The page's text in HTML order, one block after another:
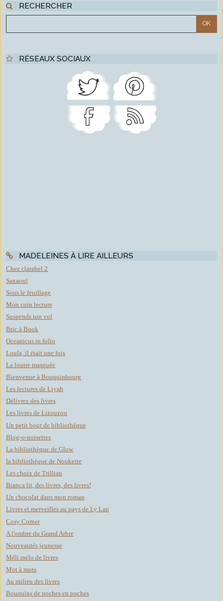
RECHERCHER
RÉSEAUX SOCIAUX
MADELEINES À LIRE AILLEURS
Chez clarabel 2
Saxaoul
Sous le feuillage
Mon coin lecture
Suspends ton vol
Bric à Book
Oceanicus in folio
Loula, il était une fois
La loutre masquée
Bienvenue à Bouquinbourg
Les lectures de Liyah
Délivrez des livres
Les livres de Lizouzou
Un petit bout de bibliothèque
Blog-o-noisettes
La bibliothèque de Glow
la bibliothèque de Noukette
Les choix de Trillian
Bianca lit, des livres, des livres!
Un chocolat dans mon roman
Livres et merveilles au pays de Ly Lan
Cosy Corner
A l'ombre du Grand Arbre
Nouveautés jeunesse
Méli mélo de livres
Mot à mots
Au milieu des livres
Bouquins de poches en poches